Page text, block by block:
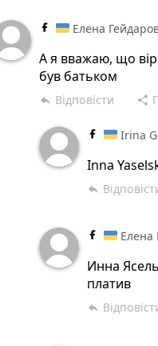
Елена
А я вважаю, що
був батьком
reply Відповісти share
Irina
Inna
reply
Елена
Инна
платив
reply